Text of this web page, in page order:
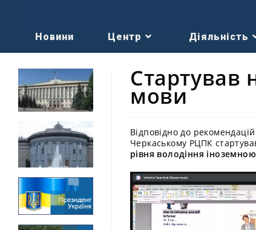
Новини Центр Діяльність
Стартував
мови
Відповідно до
Черкаському РЦПК
рівня володіння